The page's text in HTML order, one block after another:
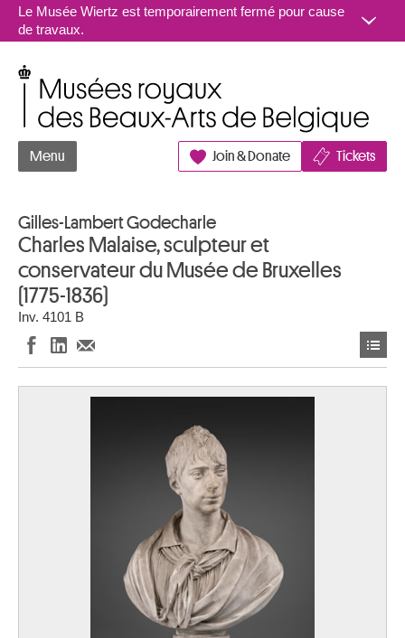
Aller au contenu
Le Musée Wiertz est temporairement fermé pour cause
de travaux.
Menu Join & Donate Tickets
Gilles-Lambert Godecharle
Charles Malaise, sculpteur et
conservateur du Musée de Bruxelles
(1775-1836)
Inv. 4101 B